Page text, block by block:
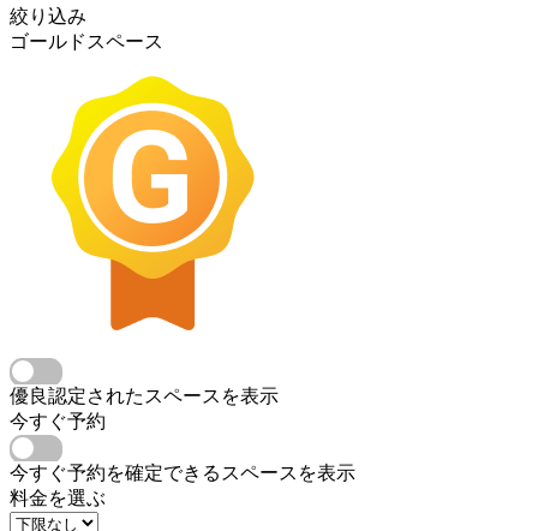
絞り込み
ゴールドスペース
優良認定されたスペースを表示
今すぐ予約
今すぐ予約を確定できるスペースを表示
料金を選ぶ